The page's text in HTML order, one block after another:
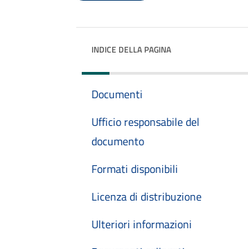
INDICE DELLA PAGINA
Documenti
Ufficio responsabile del
documento
Formati disponibili
Licenza di distribuzione
Ulteriori informazioni